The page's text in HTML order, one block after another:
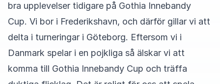
bra upplevelser tidigare på Gothia Innebandy
Cup. Vi bor i Frederikshavn, och därför gillar vi att
delta i turneringar i Göteborg. Eftersom vi i
Danmark spelar i en pojkliga så älskar vi att
komma till Gothia Innebandy Cup och träffa